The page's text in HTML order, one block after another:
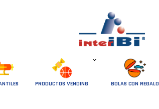
PRODUCTOS VENDING BOLAS CON REGALO